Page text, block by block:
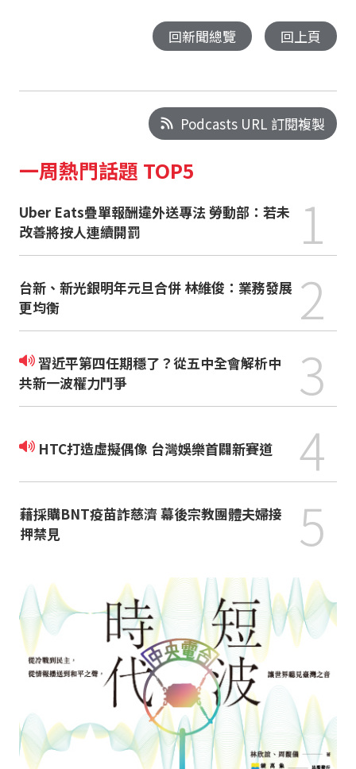
回新聞總覽 回上頁
Podcasts URL 訂閱複製
一周熱門話題 TOP5
Uber Eats疊單報酬違外送專法 勞動部：若未
改善將按人連續開罰
1
台新、新光銀明年元旦合併 林維俊：業務發展
更均衡
2
習近平第四任期穩了？從五中全會解析中
共新一波權力鬥爭
3
HTC打造虛擬偶像 台灣娛樂首闢新賽道 4
藉採購BNT疫苗詐慈濟 幕後宗教團體夫婦接
押禁見
5